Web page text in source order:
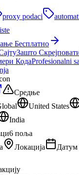
proxy podaci
Бесплатно
Зашто
КодаProfesionalni
Средње
United States
India
6 поља
Локација Датум